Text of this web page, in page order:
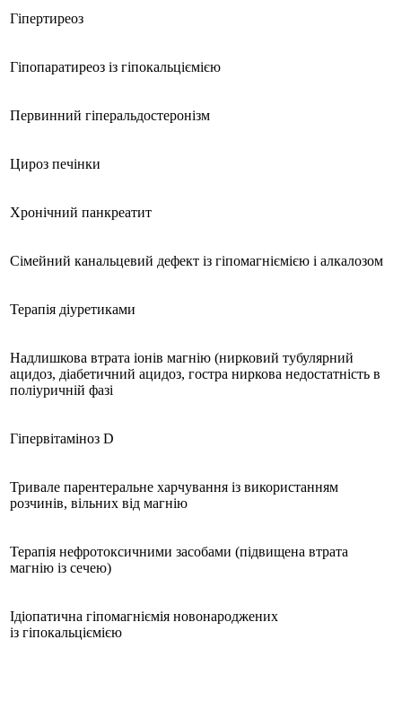
Гіпертиреоз
Гіпопаратиреоз із гіпокальціємією
Первинний гіперальдостеронізм
Цироз печінки
Хронічний панкреатит
Сімейний канальцевий дефект із гіпомагніємією і алкалозом
Терапія діуретиками
Надлишкова втрата іонів магнію (нирковий тубулярний
ацидоз, діабетичний ацидоз, гостра ниркова недостатність в
поліуричній фазі
Гіпервітаміноз D
Тривале парентеральне харчування із використанням
розчинів, вільних від магнію
Терапія нефротоксичними засобами (підвищена втрата
магнію із сечею)
Ідіопатична гіпомагніємія новонароджених
із гіпокальціємією